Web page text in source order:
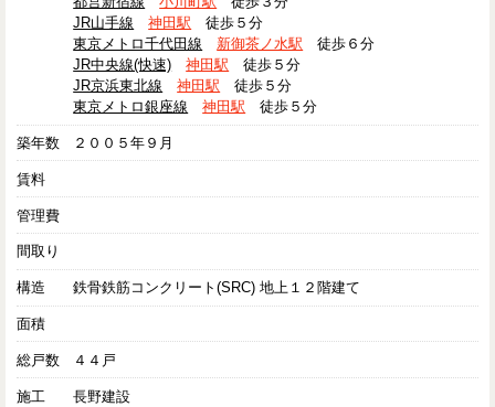
JR山手線
神田駅 徒歩５分
東京メトロ千代田線
新御茶ノ水駅 徒歩６分
JR中央線(快速)
神田駅 徒歩５分
JR京浜東北線
神田駅 徒歩５分
東京メトロ銀座線
神田駅 徒歩５分
築年数 ２００５年９月
賃料
管理費
間取り
構造 鉄骨鉄筋コンクリート(SRC) 地上１２階建て
面積
総戸数 ４４戸
施工 長野建設